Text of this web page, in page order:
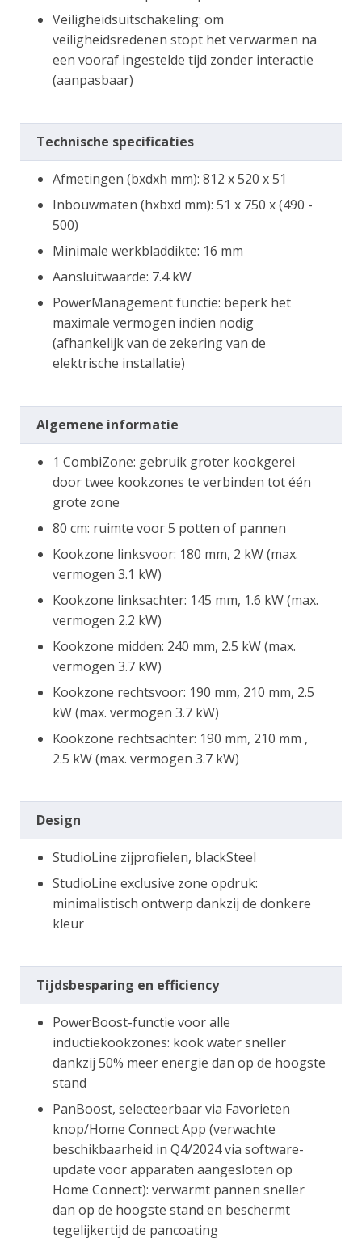
Veiligheidsuitschakeling: om
veiligheidsredenen stopt het verwarmen na
een vooraf ingestelde tijd zonder interactie
(aanpasbaar)
Technische specificaties
Afmetingen (bxdxh mm): 812 x 520 x 51
Inbouwmaten (hxbxd mm): 51 x 750 x (490 -
500)
Minimale werkbladdikte: 16 mm
Aansluitwaarde: 7.4 kW
PowerManagement functie: beperk het
maximale vermogen indien nodig
(afhankelijk van de zekering van de
elektrische installatie)
Algemene informatie
1 CombiZone: gebruik groter kookgerei
door twee kookzones te verbinden tot één
grote zone
80 cm: ruimte voor 5 potten of pannen
Kookzone linksvoor: 180 mm, 2 kW (max.
vermogen 3.1 kW)
Kookzone linksachter: 145 mm, 1.6 kW (max.
vermogen 2.2 kW)
Kookzone midden: 240 mm, 2.5 kW (max.
vermogen 3.7 kW)
Kookzone rechtsvoor: 190 mm, 210 mm, 2.5
kW (max. vermogen 3.7 kW)
Kookzone rechtsachter: 190 mm, 210 mm ,
2.5 kW (max. vermogen 3.7 kW)
Design
StudioLine zijprofielen, blackSteel
StudioLine exclusive zone opdruk:
minimalistisch ontwerp dankzij de donkere
kleur
Tijdsbesparing en efficiency
PowerBoost-functie voor alle
inductiekookzones: kook water sneller
dankzij 50% meer energie dan op de hoogste
stand
PanBoost, selecteerbaar via Favorieten
knop/Home Connect App (verwachte
beschikbaarheid in Q4/2024 via software-
update voor apparaten aangesloten op
Home Connect): verwarmt pannen sneller
dan op de hoogste stand en beschermt
tegelijkertijd de pancoating